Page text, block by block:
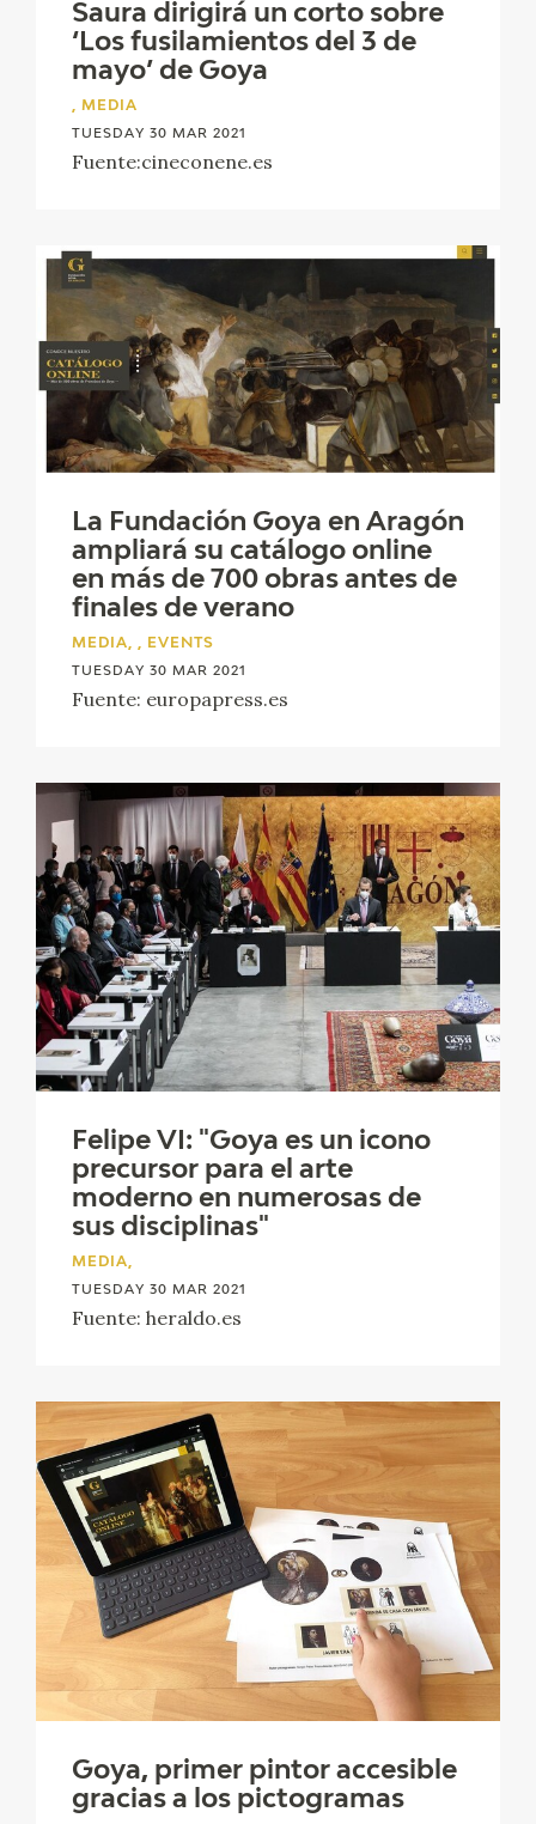
Saura dirigirá un corto sobre
‘Los fusilamientos del 3 de
mayo’ de Goya
, MEDIA
TUESDAY 30 MAR 2021
Fuente:cineconene.es
La Fundación Goya en Aragón
ampliará su catálogo online
en más de 700 obras antes de
finales de verano
MEDIA, , EVENTS
TUESDAY 30 MAR 2021
Fuente: europapress.es
Felipe VI: "Goya es un icono
precursor para el arte
moderno en numerosas de
sus disciplinas"
MEDIA,
TUESDAY 30 MAR 2021
Fuente: heraldo.es
Goya, primer pintor accesible
gracias a los pictogramas